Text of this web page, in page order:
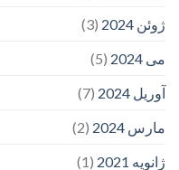
ژوئن 2024
(3)
می 2024
(5)
آوریل 2024
(7)
مارس 2024
(2)
ژانویه 2021
(1)